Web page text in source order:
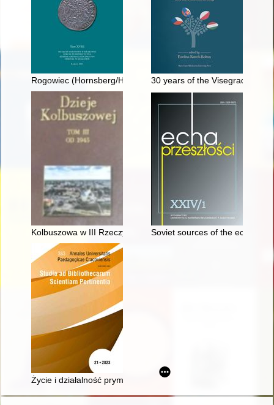
Rogowiec (Hornsberg/Hornschloss) Castle : a new look at
30 years of the Visegrad
Kolbuszowa w III RzeczypospolitejSoviet sources of the
Życie i działalność prymasa Stanisława Karnkowskiego :